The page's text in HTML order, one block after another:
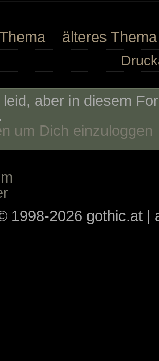
älteres Thema
aber in diesem
um Dich einzuloggen
1998-2026 gothic.at |